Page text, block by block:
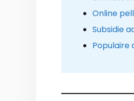
Online
Subsidie
Populaire